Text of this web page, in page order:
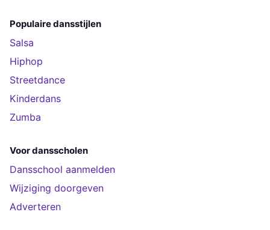
Populaire dansstijlen
Salsa
Hiphop
Streetdance
Kinderdans
Zumba
Voor dansscholen
Dansschool aanmelden
Wijziging doorgeven
Adverteren